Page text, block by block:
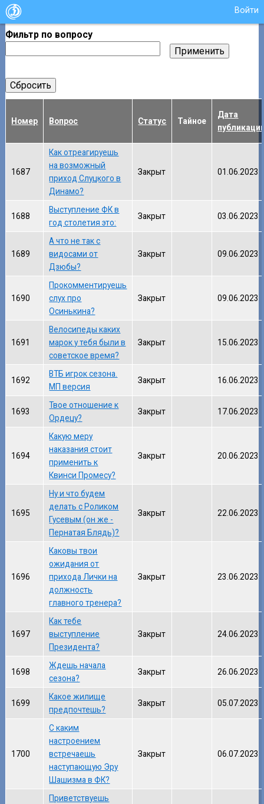
Войти
Фильтр по вопросу
Номер Вопрос Статус Тайное
Дата
1687
Как отреагируешь
на возможный
приход Слуцкого в
Динамо?
Закрыт 01.06.2023
1688
Выступление ФК в
год столетия это:
Закрыт 03.06.2023
1689
А что не так с
видосами от
Дзюбы?
Закрыт 09.06.2023
1690
Прокомментируешь
слух про
Осинькина?
Закрыт 09.06.2023
1691
Велосипеды каких
марок у тебя были в
советское время?
Закрыт 15.06.2023
1692
ВТБ игрок сезона.
МП версия
Закрыт 16.06.2023
1693
Твое отношение к
Ордецу?
Закрыт 17.06.2023
1694
Какую меру
наказания стоит
применить к
Квинси Промесу?
Закрыт 20.06.2023
1695
Ну и что будем
делать с Роликом
Гусевым (он же -
Пернатая Блядь)?
Закрыт 22.06.2023
1696
Каковы твои
ожидания от
прихода Лички на
должность
главного тренера?
Закрыт 23.06.2023
1697
Как тебе
выступление
Президента?
Закрыт 24.06.2023
1698
Ждешь начала
сезона?
Закрыт 26.06.2023
1699
Какое жилище
предпочтешь?
Закрыт 05.07.2023
1700
С каким
настроением
встречаешь
наступающую Эру
Шашизма в ФК?
Закрыт 06.07.2023
Приветствуешь